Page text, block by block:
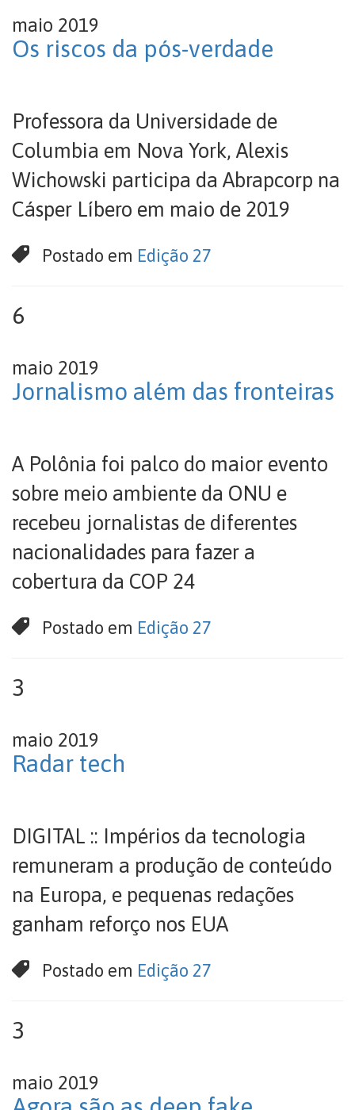
maio 2019
Os riscos da pós-verdade
Professora da Universidade de
Columbia em Nova York, Alexis
Wichowski participa da Abrapcorp na
Cásper Líbero em maio de 2019
Postado em Edição 27
6
maio 2019
Jornalismo além das fronteiras
A Polônia foi palco do maior evento
sobre meio ambiente da ONU e
recebeu jornalistas de diferentes
nacionalidades para fazer a
cobertura da COP 24
Postado em Edição 27
3
maio 2019
Radar tech
DIGITAL :: Impérios da tecnologia
remuneram a produção de conteúdo
na Europa, e pequenas redações
ganham reforço nos EUA
Postado em Edição 27
3
maio 2019